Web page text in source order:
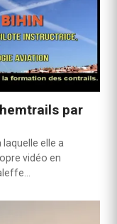
par
laquelle elle a
vidéo en